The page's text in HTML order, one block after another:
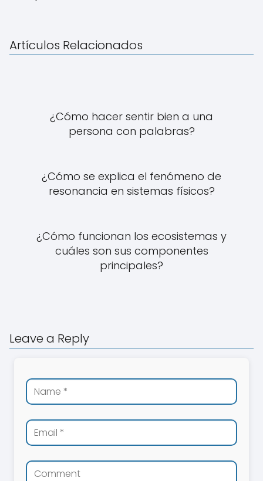
Artículos Relacionados
¿Cómo hacer sentir bien a una
persona con palabras?
¿Cómo se explica el fenómeno de
resonancia en sistemas físicos?
¿Cómo funcionan los ecosistemas y
cuáles son sus componentes
principales?
Leave a Reply